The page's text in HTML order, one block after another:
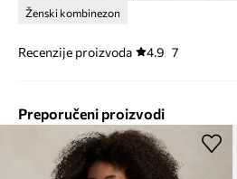
Ženski kombinezon
Recenzije proizvoda 4.9 7
Preporučeni proizvodi